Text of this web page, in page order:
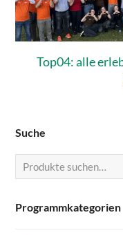
Top04: alle
Suche
Programmkategorien